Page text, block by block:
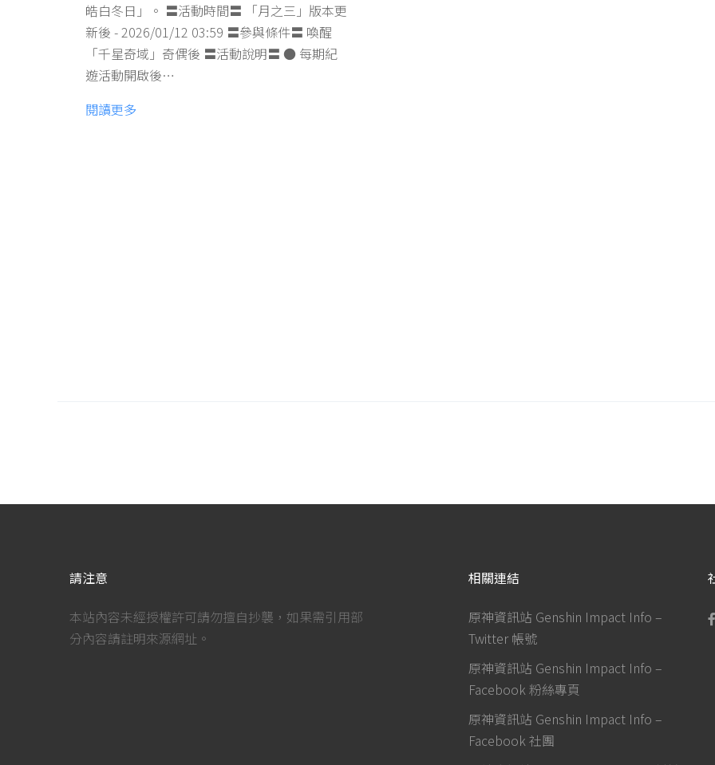
皓白冬日」。 〓活動時間〓 「月之三」版本更
新後 - 2026/01/12 03:59 〓參與條件〓 喚醒
「千星奇域」奇偶後 〓活動說明〓 ● 每期紀
遊活動開啟後…
閱讀更多
請注意
本站內容未經授權許可請勿擅自抄襲，如果需引用部
分內容請註明來源網址。
相關連結
原神資訊站 Genshin Impact Info –
Twitter 帳號
原神資訊站 Genshin Impact Info –
Facebook 粉絲專頁
原神資訊站 Genshin Impact Info –
Facebook 社團